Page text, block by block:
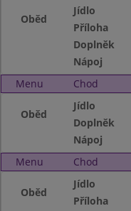
Oběd
Jídlo
Příloha
Doplněk
Nápoj
Menu
Chod
Oběd
Jídlo
Doplněk
Nápoj
Menu
Chod
Oběd
Jídlo
Příloha